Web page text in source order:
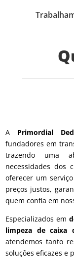
A Primordial
fundadores em
trazendo uma
necessidades dos
oferecer um
preços justos,
quem confia em
Especializados em
limpeza de caixa
atendemos tanto
soluções eficazes e